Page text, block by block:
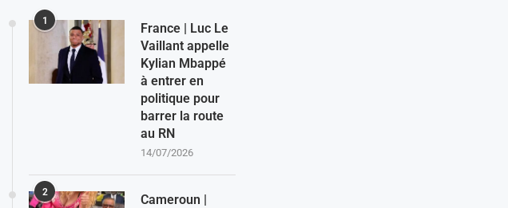
1
France | Luc Le
Vaillant appelle
Kylian Mbappé
à entrer en
politique pour
barrer la route
au RN
14/07/2026
2
Cameroun |